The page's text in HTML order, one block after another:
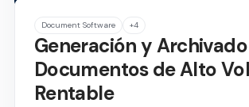
Document Software +4
Generación y
Documentos de Alto
Rentable